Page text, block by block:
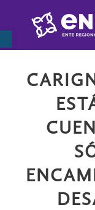
Abrir barra de ,